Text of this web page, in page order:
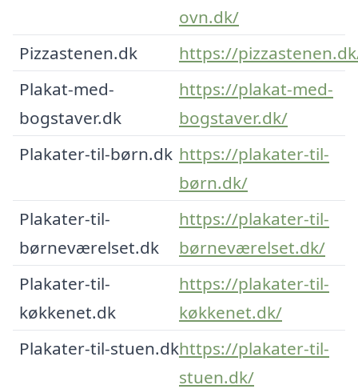
ovn.dk/
Pizzastenen.dk
https://
Plakat-med-
bogstaver.dk
https://plakat-med-
bogstaver.dk/
Plakater-til-børn.dk https://plakater-til-
børn.dk/
Plakater-til-
børneværelset.dk
https://plakater-til-
børneværelset.dk/
Plakater-til-
køkkenet.dk
https://plakater-til-
køkkenet.dk/
Plakater-til-stuen.dkhttps://plakater-til-
stuen.dk/